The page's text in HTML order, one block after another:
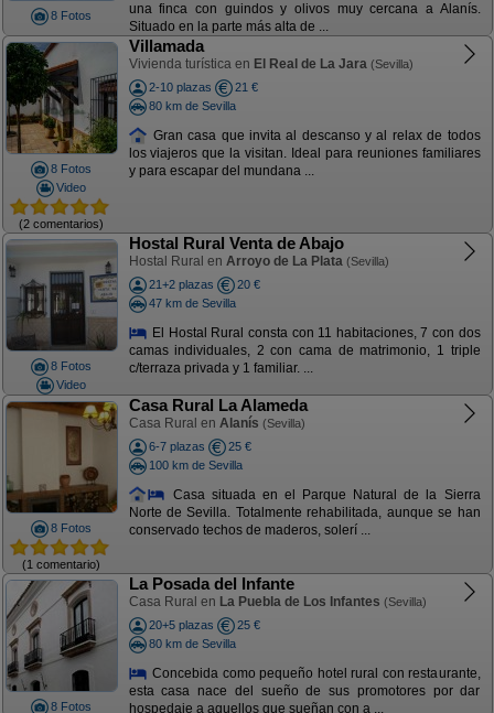
8 Fotos
una finca con guindos y olivos muy cercana a Alanís.
Situado en la parte más alta de ...
8 Fotos
Video
(2 comentarios)
Villamada
Vivienda turística en El Real de La Jara (Sevilla)
2-10 plazas
21 €
80 km de Sevilla
Gran casa que invita al descanso y al relax de todos
los viajeros que la visitan. Ideal para reuniones familiares
y para escapar del mundana ...
8 Fotos
Video
Hostal Rural Venta de Abajo
Hostal Rural en Arroyo de La Plata (Sevilla)
21+2 plazas
20 €
47 km de Sevilla
El Hostal Rural consta con 11 habitaciones, 7 con dos
camas individuales, 2 con cama de matrimonio, 1 triple
c/terraza privada y 1 familiar. ...
8 Fotos
(1 comentario)
Casa Rural La Alameda
Casa Rural en Alanís (Sevilla)
6-7 plazas
25 €
100 km de Sevilla
Casa situada en el Parque Natural de la Sierra
Norte de Sevilla. Totalmente rehabilitada, aunque se han
conservado techos de maderos, solerí ...
8 Fotos
La Posada del Infante
Casa Rural en La Puebla de Los Infantes (Sevilla)
20+5 plazas
25 €
80 km de Sevilla
Concebida como pequeño hotel rural con restaurante,
esta casa nace del sueño de sus promotores por dar
hospedaje a aquellos que sueñan con a ...